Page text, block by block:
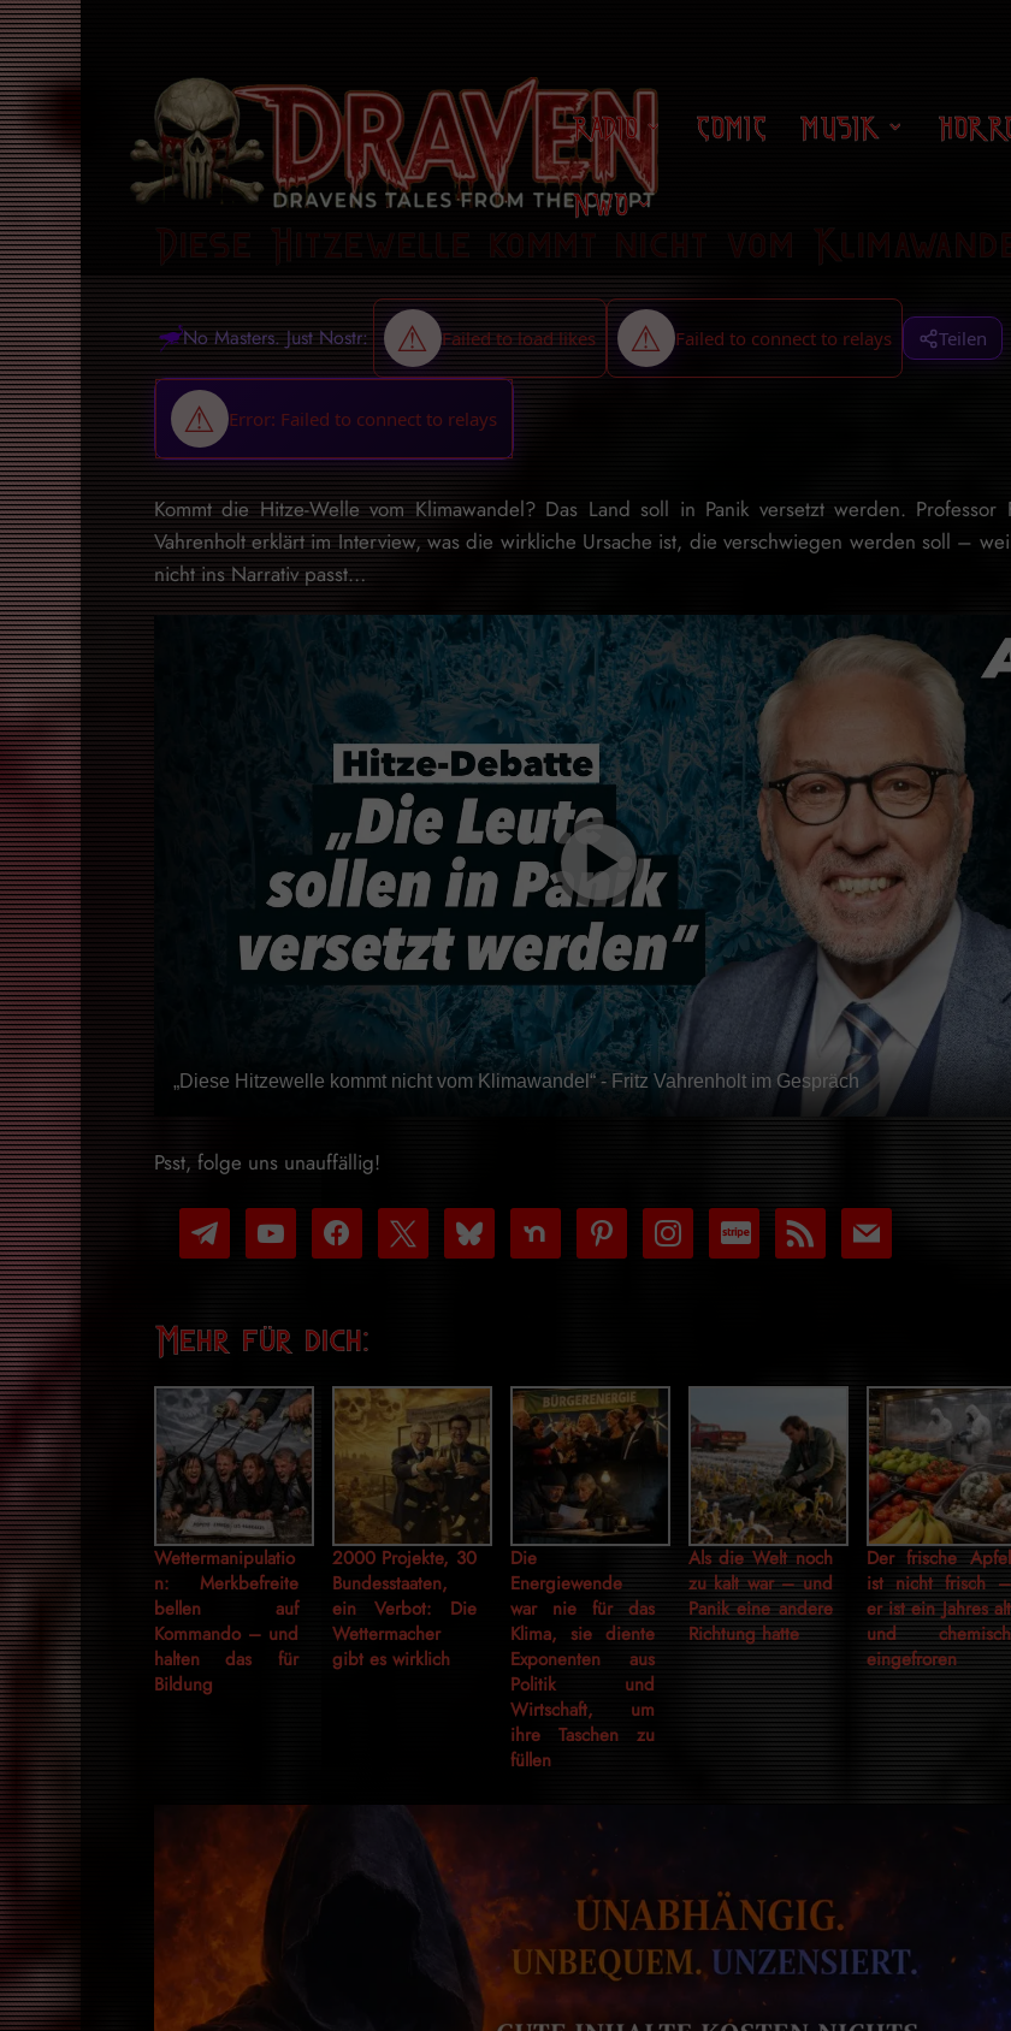
RADIO COMIC MUSIK
NWO
No Masters. Just Nostr: Teilen
Kommt die Hitze-Welle vom Klimawandel? Das Land soll in Panik versetzt werden. Professor
Vahrenholt erklärt im Interview, was die wirkliche Ursache ist, die verschwiegen werden soll –
nicht ins Narrativ passt…
„Diese Hitzewelle kommt nicht vom Klimawandel“ - Fritz Vahrenholt im Gespräch
Psst, folge uns unauffällig!
telegram
youtube-
play
facebook bluesky nextdoor pinterest instagramcc-
stripe
rss mail
Mehr für dich:
Wettermanipulatio
n: Merkbefreite
bellen auf
Kommando – und
halten das für
Bildung
2000 Projekte, 30
Bundesstaaten,
ein Verbot: Die
Wettermacher
gibt es wirklich
Die
Energiewende
war nie für das
Klima, sie diente
Exponenten aus
Politik und
Wirtschaft, um
ihre Taschen zu
füllen
Als die Welt noch
zu kalt war – und
Panik eine andere
Richtung hatte
Der frische Apfel
ist nicht frisch –
er ist ein Jahres alt
und chemisch
eingefroren